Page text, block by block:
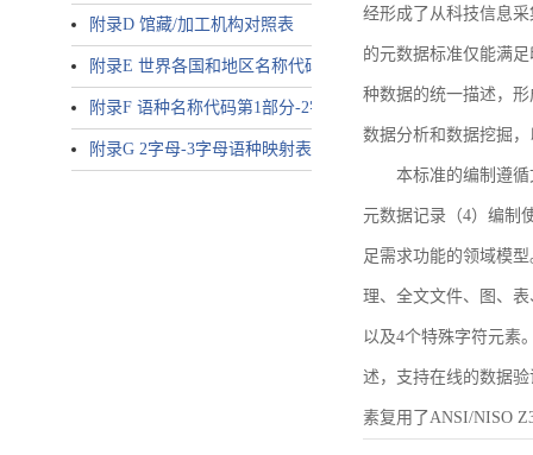
附录D 馆藏/加工机构对照表
附录E 世界各国和地区名称代码-2字母代码（GB/T 2659-
附录F 语种名称代码第1部分-2字母代码（GB/T 4880.1-2005
附录G 2字母-3字母语种映射表
经形成了从科技信息
的元数据标准仅能满
种数据的统一描述，
数据分析和数据挖掘
本标准的编制遵
元数据记录（4）编制
足需求功能的领域模
理、全文文件、图、
以及4个特殊字符元素
述，支持在线的数据
素复用了ANSI/NISO